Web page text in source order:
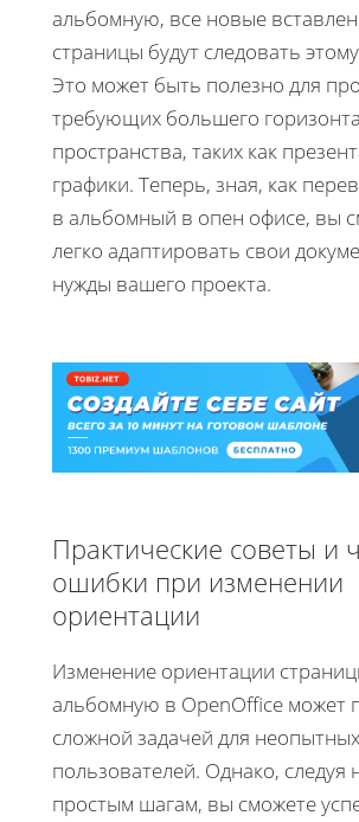
альбомную, все новые
страницы будут следовать
Это может быть полезно для
требующих большего
пространства, таких как
графики. Теперь, зная, как
в альбомный в опен офисе, вы
легко адаптировать свои
нужды вашего проекта.
Практические советы и
ошибки при изменении
ориентации
Изменение ориентации
альбомную в OpenOffice может
сложной задачей для неопытных
пользователей. Однако, следуя
простым шагам, вы сможете